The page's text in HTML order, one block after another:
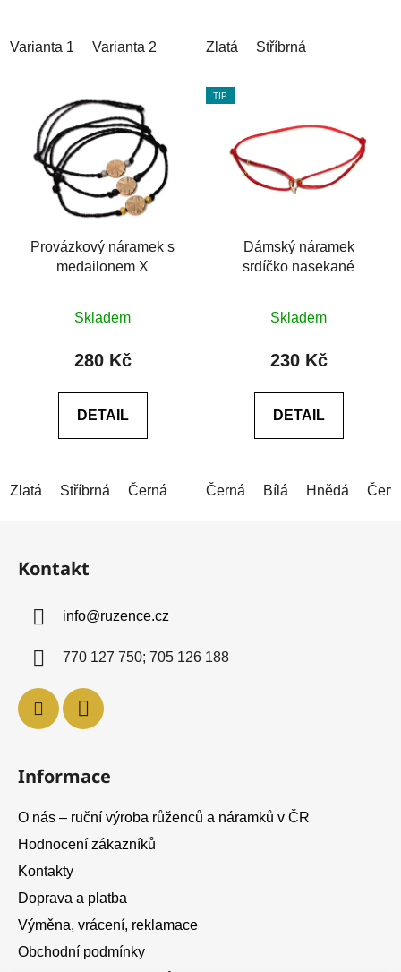
Varianta 1 Varianta 2 Zlatá Stříbrná
Provázkový náramek s
medailonem X
Skladem
280 Kč
DETAIL
Zlatá Stříbrná Černá
TIP
Dámský náramek
srdíčko nasekané
Skladem
230 Kč
DETAIL
Černá Bílá Hnědá
Kontakt
info@ruzence.cz
770 127 750; 705 126 188
Informace
O nás – ruční výroba růženců a náramků v ČR
Hodnocení zákazníků
Kontakty
Doprava a platba
Výměna, vrácení, reklamace
Obchodní podmínky